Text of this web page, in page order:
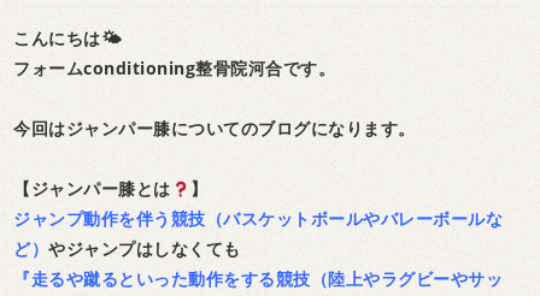
こんにちは🌤
フォームconditioning整骨院河合です。
今回はジャンパー膝についてのブログになります。
【ジャンパー膝とは
】
ジャンプ動作を伴う競技（バスケットボールやバレーボールな
ど）やジャンプはしなくても
『走るや蹴るといった動作をする競技（陸上やラグビーやサッ